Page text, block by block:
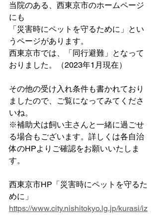
当院のある、西東京市のホームページ
にも
「災害時にペットを守るために」とい
うページがあります。
西東京市では、「同行避難」となって
おりました。（2023年1月現在）
その他の受け入れ条件も書かれており
ましたので、ご覧になってみてくださ
いね。
※補助犬は飼い主さんと一緒に過ごせ
る場合もございます。詳しくは各自治
体のHPよりご確認をお願いいたしま
す。
西東京市HP「災害時にペットを守るた
めに」
https://www.city.nishitokyo.lg.jp/kurasi/iz